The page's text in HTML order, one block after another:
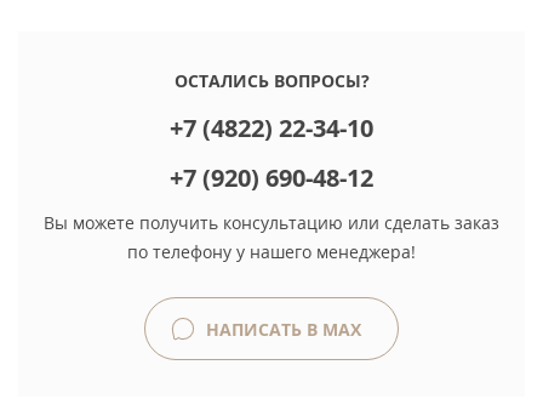
ОСТАЛИСЬ ВОПРОСЫ?
+7 (4822) 22-34-10
+7 (920) 690-48-12
Вы можете получить консультацию или сделать заказ
по телефону у нашего менеджера!
НАПИСАТЬ В MAX